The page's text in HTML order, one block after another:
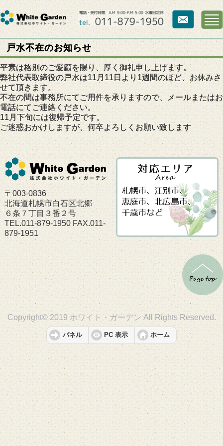
戸水不在のお知らせ
平素は格別のご愛顧を賜り、厚く御礼申し上げます。
弊社代表取締役の戸水は11月11日より1週間のほど、お休みさ
せて頂きます。
不在の間は事務所にてご用件を承りますので、メールまたはお
電話にてご連絡ください。
11月下旬には復帰予定です。
ご迷惑おかけしますが、何卒よろしくお願い致します
〒003-0836
北海道札幌市白石区北郷
６条７丁目３番２号
TEL.011-879-1950 FAX.011-
879-1951
Copyright© 2019 ホワイト・ガーデン All Rights Reserved.
パネル PC 表示 ホーム